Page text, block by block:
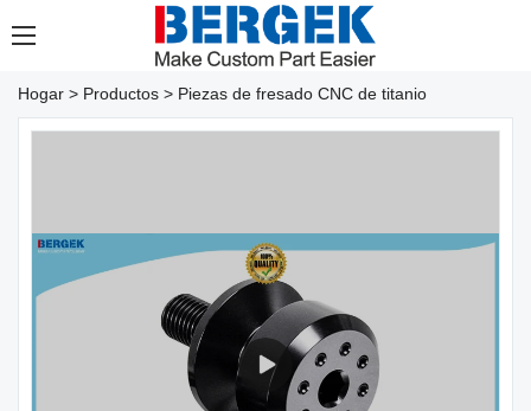
Hogar > Productos > Piezas de fresado CNC de titanio